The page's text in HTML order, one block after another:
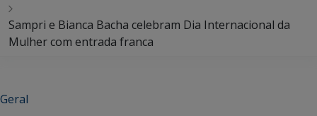
Sampri e Bianca Bacha celebram Dia Internacional da
Mulher com entrada franca
Geral